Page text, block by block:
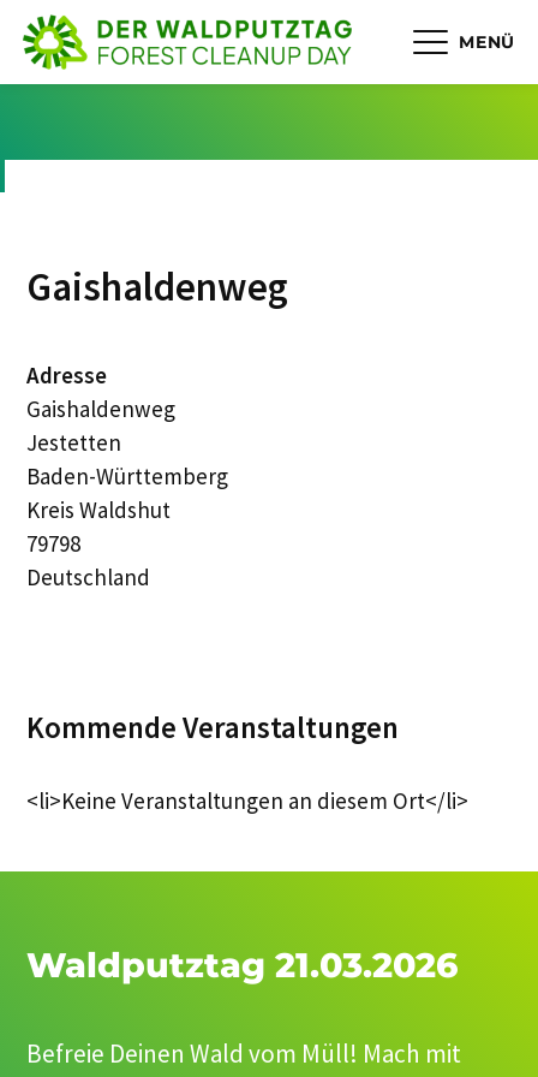
MENÜ
Gaishaldenweg
Adresse
Gaishaldenweg
Jestetten
Baden-Württemberg
Kreis Waldshut
79798
Deutschland
Kommende Veranstaltungen
<li>Keine Veranstaltungen an diesem Ort</li>
Waldputztag 21.03.2026
Befreie Deinen Wald vom Müll! Mach mit